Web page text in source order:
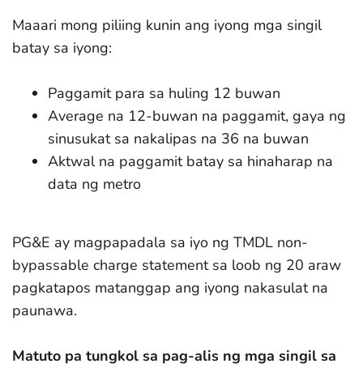
Maaari mong piliing kunin ang iyong mga singil
batay sa iyong:
Paggamit para sa huling 12 buwan
Average na 12-buwan na paggamit, gaya ng
sinusukat sa nakalipas na 36 na buwan
Aktwal na paggamit batay sa hinaharap na
data ng metro
PG&E ay magpapadala sa iyo ng TMDL non-
bypassable charge statement sa loob ng 20 araw
pagkatapos matanggap ang iyong nakasulat na
paunawa.
Matuto pa tungkol sa pag-alis ng mga singil sa